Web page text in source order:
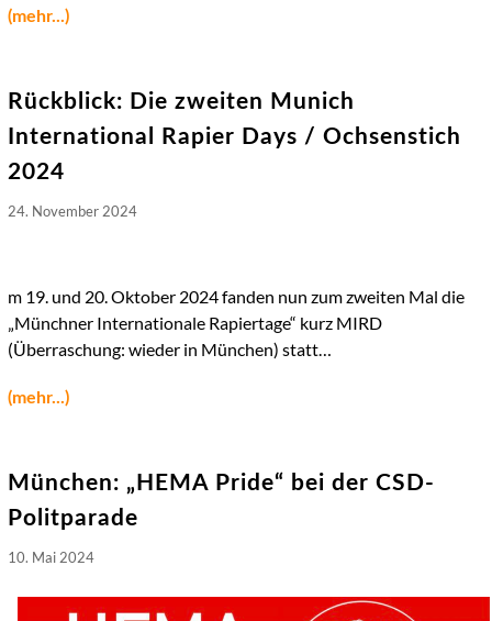
(mehr...)
Rückblick: Die zweiten Munich
International Rapier Days / Ochsenstich
2024
24. November 2024
m 19. und 20. Oktober 2024 fanden nun zum zweiten Mal die
„Münchner Internationale Rapiertage“ kurz MIRD
(Überraschung: wieder in München) statt…
(mehr...)
München: „HEMA Pride“ bei der CSD-
Politparade
10. Mai 2024